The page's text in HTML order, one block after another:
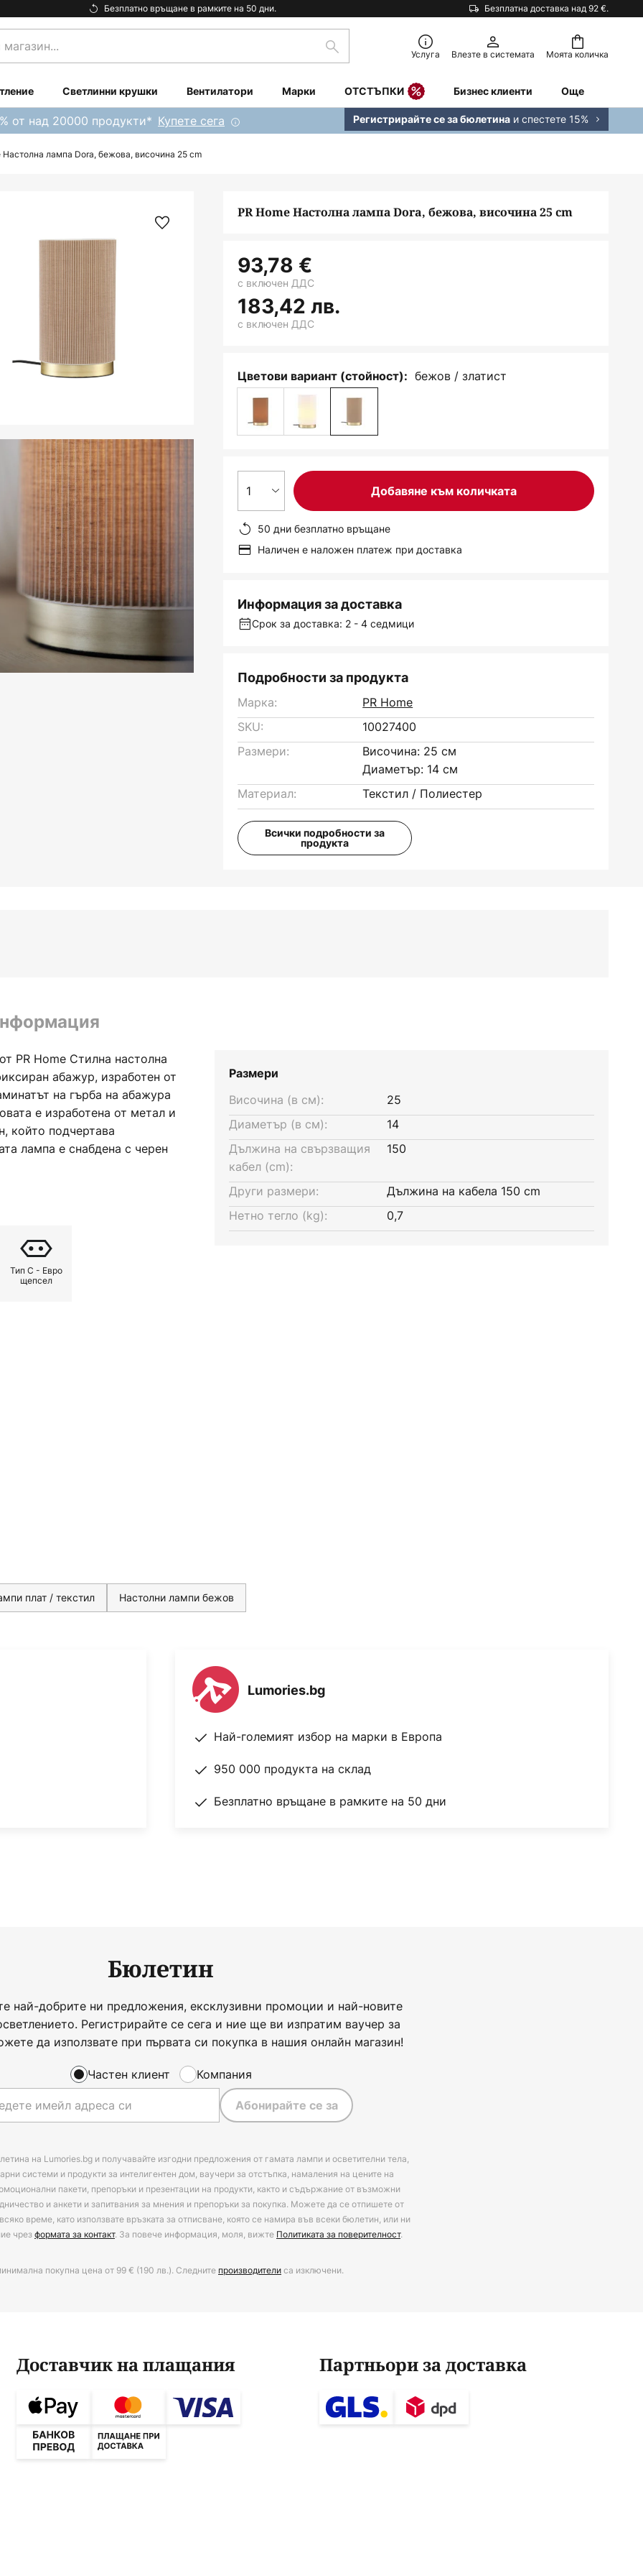
Безплатно връщане в рамките на 50 дни. Безплатна доставка над 92 €.
Моята количка
Търсене Услуга Влезте в системата
Светлинни крушки Вентилатори Марки ОТСТЪПКИ Бизнес клиенти Още
от над 20000 продукти* Купете сега Регистрирайте се за бюлетина и спестете 15%
Настолна лампа Dora, бежова, височина 25 cm
PR Home Настолна лампа Dora, бежова, височина 25 cm
93,78 €
183,42 лв.
с включен ДДС
с включен ДДС
Цветови вариант (стойност): бежов / златист
1 Добавяне към количката
50 дни безплатно връщане
Наличен е наложен платеж при доставка
Информация за доставка
Срок за доставка: 2 - 4 седмици
Подробности за продукта
Марка:
PR Home
SKU:
10027400
Размери:
Височина: 25 см
Диаметър: 14 см
Материал:
Текстил / Полиестер
Всички подробности за
продукта
PR Home Стилна настолна
абажур, изработен от
на гърба на абажура
е изработена от метал и
който подчертава
лампа е снабдена с черен
с плосък щепсел и ключ.
Тип C - Евро
щепсел
Размери
Височина (в см):
25
Диаметър (в см):
14
Дължина на свързващия
кабел (cm):
150
Други размери:
Дължина на кабела 150 cm
Нетно тегло (kg):
0,7
плат / текстил Настолни лампи бежов
Lumories.bg
Най-големият избор на марки в Европа
950 000 продукта на склад
Безплатно връщане в рамките на 50 дни
Бюлетин
най-добрите ни предложения, ексклузивни промоции и най-новите
Регистрирайте се сега и ние ще ви изпратим ваучер за
да използвате при първата си покупка в нашия онлайн магазин!
Частен клиент Компания
Абонирайте се за
на Lumories.bg и получавайте изгодни предложения от гамата лампи и осветителни тела,
системи и продукти за интелигентен дом, ваучери за отстъпка, намаления на цените на
пакети, препоръки и презентации на продукти, както и съдържание от възможни
и анкети и запитвания за мнения и препоръки за покупка. Можете да се отпишете от
време, като използвате връзката за отписване, която се намира във всеки бюлетин, или ни
чрезформата за контакт. За повече информация, моля, вижте Политиката за поверителност.
покупна цена от 99 € (190 лв.). Следните производителиса изключени.
Доставчик на плащания Партньори за доставка